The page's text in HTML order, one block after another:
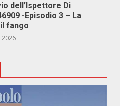
dell’Ispettore Di
-Episodio 3 – La
fango
2026